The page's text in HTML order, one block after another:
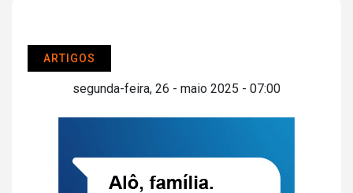
ARTIGOS
segunda-feira, 26 - maio 2025 - 07:00